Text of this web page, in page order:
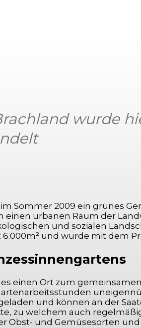
wurde
Sommer 2009 ein grünes
einen urbanen Raum der
und sozialen
und wurde mit dem
einen Ort zum
und können an der
zu welchem auch
Obst- und Gemüsesorten